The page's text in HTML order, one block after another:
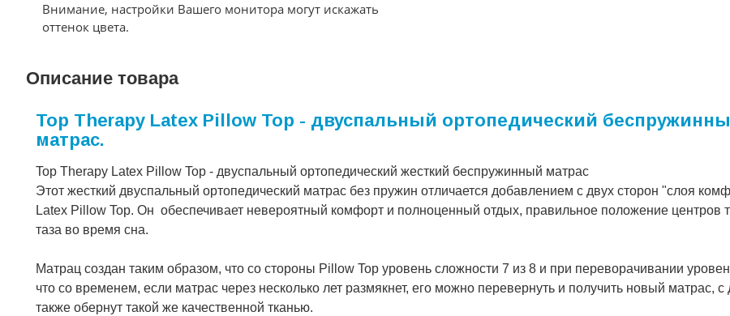
Внимание, настройки Вашего монитора могут искажать
оттенок цвета.
Описание товара
Top Therapy Latex Pillow Top - двуспальный ортопедический
матрас.
Top Therapy Latex Pillow Top - двуспальный ортопедический жесткий беспружинный матрас
Этот жесткий двуспальный ортопедический матрас без пружин отличается добавлением с двух сторон "слоя
Latex Pillow Top. Он обеспечивает невероятный комфорт и полноценный отдых, правильное положение центров
таза во время сна.
Матрац создан таким образом, что со стороны Pillow Top уровень сложности 7 из 8 и при переворачивании
что со временем, если матрас через несколько лет размякнет, его можно перевернуть и получить новый матрас, с
также обернут такой же качественной тканью.